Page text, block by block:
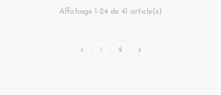
Affichage 1-24 de 41 article(s)
 1 2 